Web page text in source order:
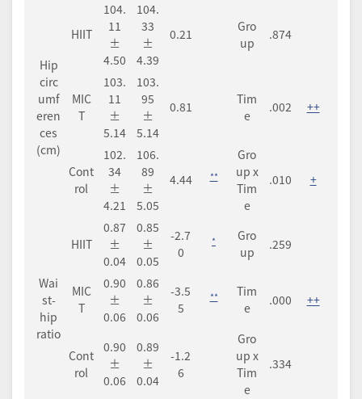
Hip
circ
umf
eren
ces
(cm)
HIIT
104.
11
±
4.50
104.
33
±
4.39
0.21
Gro
up
.874
MIC
T
103.
11
±
5.14
103.
95
±
5.14
0.81
Tim
e
.002 ++
Cont
rol
102.
34
±
4.21
106.
89
±
5.05
4.44 **
Gro
up x
Tim
e
.010 +
Wai
st-
hip
ratio
HIIT
0.87
±
0.04
0.85
±
0.05
-2.7
0
*
Gro
up
.259
MIC
T
0.90
±
0.06
0.86
±
0.06
-3.5
5
**
Tim
e
.000 ++
Cont
rol
0.90
±
0.06
0.89
±
0.04
-1.2
6
Gro
up x
Tim
e
.334